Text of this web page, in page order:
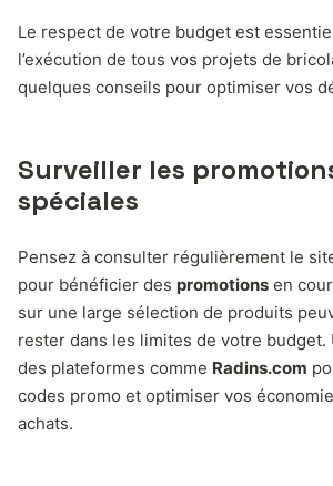
Le respect de votre budget est
l’exécution de tous vos projets de
quelques conseils pour optimiser vos
Surveiller les
spéciales
Pensez à consulter régulièrement le
pour bénéficier des promotions en
sur une large sélection de produits
rester dans les limites de votre
des plateformes comme Radins.com
codes promo et optimiser vos
achats.